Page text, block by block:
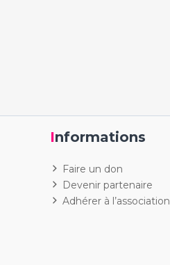
Informations
Faire un don
Devenir partenaire
Adhérer à l’association